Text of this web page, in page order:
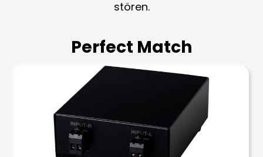
stören.
Perfect Match